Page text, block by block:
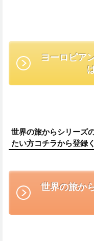
ヨーロピア
世界の旅からシリーズ
たい方コチラから登録
世界の旅か